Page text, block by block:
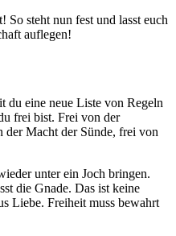
So steht nun fest und lasst euch
auflegen!
du eine neue Liste von Regeln
frei bist. Frei von der
der Macht der Sünde, frei von
unter ein Joch bringen.
die Gnade. Das ist keine
Liebe. Freiheit muss bewahrt